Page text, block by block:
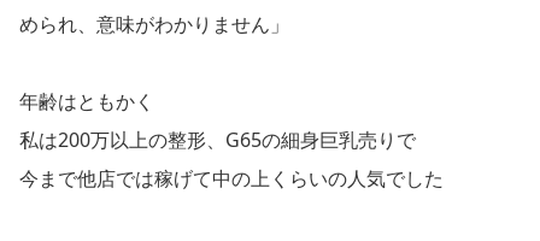
められ、意味がわかりません」
年齢はともかく
私は200万以上の整形、G65の細身巨乳売りで
今まで他店では稼げて中の上くらいの人気でした